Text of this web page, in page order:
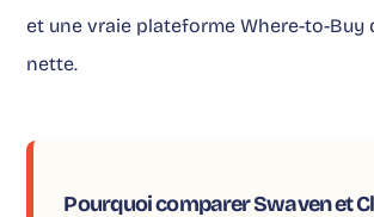
et une vraie plateforme Where-to-Buy
nette.
Pourquoi comparer Swaven et